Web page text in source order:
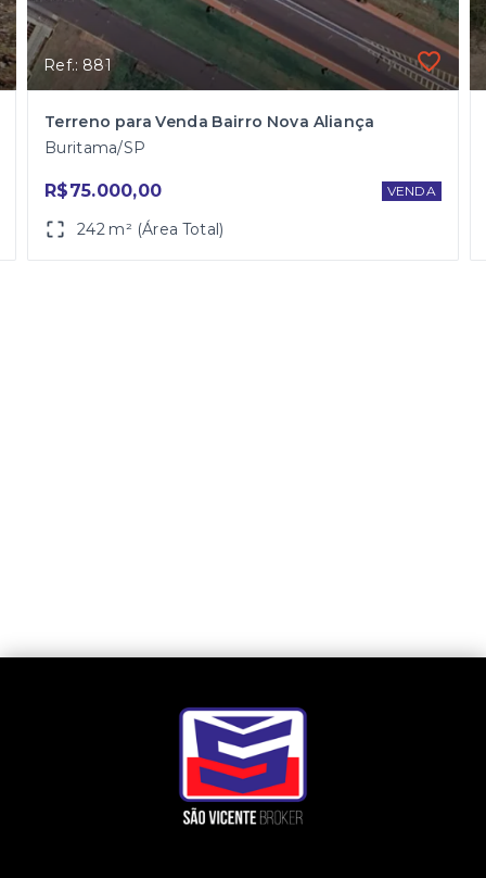
Ref.: 881
Terreno para Venda Bairro Nova Aliança
Buritama/SP
R$75.000,00 VENDA
242 m² (Área Total)